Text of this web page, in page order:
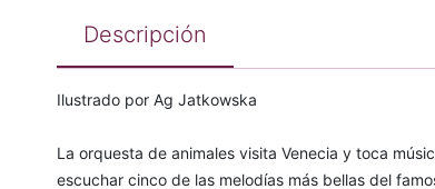
Descripción
Ilustrado por Ag Jatkowska
La orquesta de animales visita Venecia y toca
escuchar cinco de las melodías más bellas del